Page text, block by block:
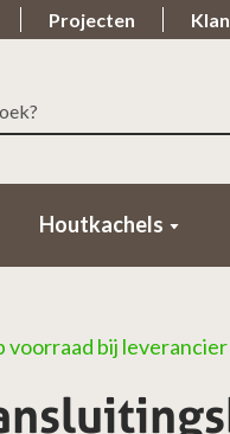
Projecten
Houtkachels
Beoordeeld met een
voorraad bij leverancier